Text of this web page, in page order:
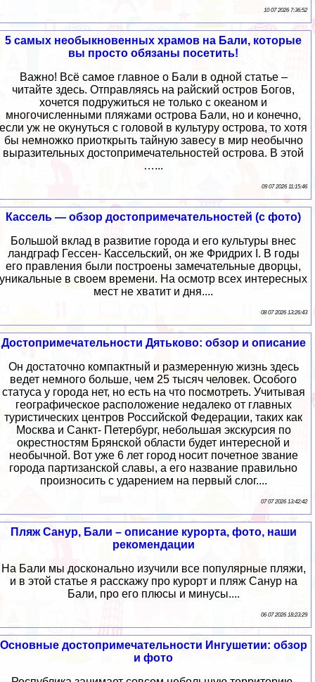
10 07 2026 7:36:52
5 самых необыкновенных храмов на Бали, которые
вы просто обязаны посетить!
Важно! Всё самое главное о Бали в одной статье –
читайте здесь. Отправляясь на райский остров Богов,
хочется подружиться не только с океаном и
многочисленными пляжами острова Бали, но и конечно,
если уж не окунуться с головой в культуру острова, то хотя
бы немножко приоткрыть тайную завесу в мир необычно
выразительных достопримечательностей острова. В этой
…...
09 07 2026 11:15:46
Кассель — обзор достопримечательностей (с фото)
Большой вклад в развитие города и его культуры внес
ландграф Гессен- Кассельский, он же Фридрих I. В годы
его правления были построены замечательные дворцы,
уникальные в своем времени. На осмотр всех интересных
мест не хватит и дня....
08 07 2026 13:26:43
Достопримечательности Дятьково: обзор и описание
Он достаточно компактный и размеренную жизнь здесь
ведет немного больше, чем 25 тысяч человек. Особого
статуса у города нет, но есть на что посмотреть. Учитывая
географическое расположение недалеко от главных
туристических центров Российской Федерации, таких как
Москва и Санкт- Петербург, небольшая экскурсия по
окрестностям Брянской области будет интересной и
необычной. Вот уже 6 лет город носит почетное звание
города партизанской славы, а его название правильно
произносить с ударением на первый слог....
07 07 2026 13:42:42
Пляж Санур, Бали – описание курорта, фото, наши
рекомендации
На Бали мы досконально изучили все популярные пляжи,
и в этой статье я расскажу про курорт и пляж Санур на
Бали, про его плюсы и минусы....
06 07 2026 18:23:29
Основные достопримечательности Ингушетии: обзор
и фото